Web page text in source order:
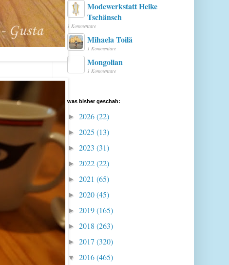
Modewerkstatt Heike
Tschänsch
1 Kommentare
Mihaela Toilă
1 Kommentare
Mongolian
1 Kommentare
was bisher geschah:
► 2026(22)
► 2025 (13)
► 2023 (31)
► 2022(22)
► 2021 (65)
► 2020(45)
► 2019(165)
► 2018 (263)
► 2017 (320)
▼ 2016(465)